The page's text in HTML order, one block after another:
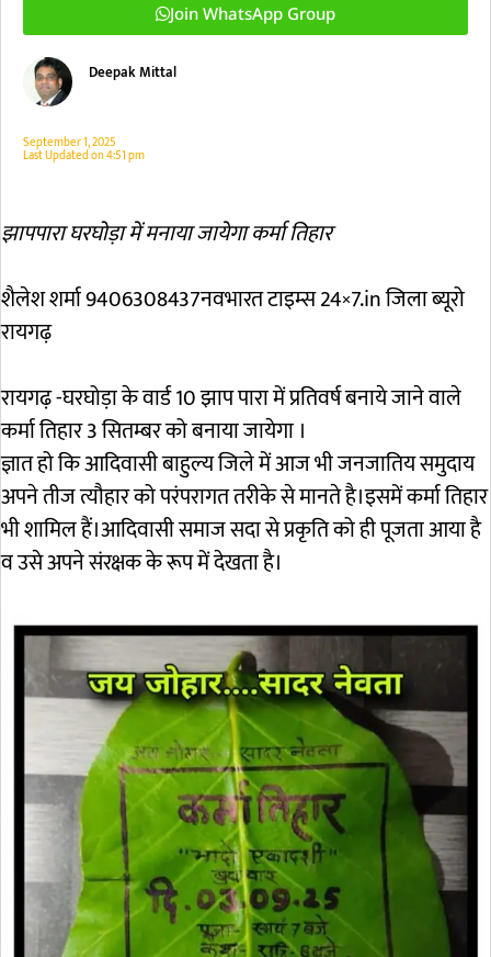
Join WhatsApp Group
Deepak Mittal
September 1, 2025
Last Updated on4:51 pm
झापपारा घरघोड़ा में मनाया जायेगा कर्मा तिहार
शैलेश शर्मा 9406308437नवभारत टाइम्स 24×7.in जिला ब्यूरो
रायगढ़
रायगढ़ -घरघोड़ा के वार्ड 10 झाप पारा में प्रतिवर्ष बनाये जाने वाले
कर्मा तिहार 3 सितम्बर को बनाया जायेगा ।
ज्ञात हो कि आदिवासी बाहुल्य जिले में आज भी जनजातिय समुदाय
अपने तीज त्यौहार को परंपरागत तरीके से मानते है।इसमें कर्मा तिहार
भी शामिल हैं।आदिवासी समाज सदा से प्रकृति को ही पूजता आया है
व उसे अपने संरक्षक के रूप में देखता है।